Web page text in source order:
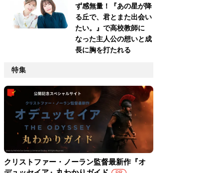
ず感無量！『あの星が降
る丘で、君とまた出会い
たい。』で高校教師に
なった主人公の想いと成
長に胸を打たれる
特集
クリストファー・ノーラン監督最新作『オ